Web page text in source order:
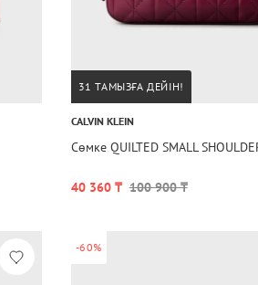
31 ТАМЫЗҒА ДЕЙІН!
CALVIN KLEIN
Сөмке QUILTED SMALL
40 360 ₸ 100 900 ₸
-60%